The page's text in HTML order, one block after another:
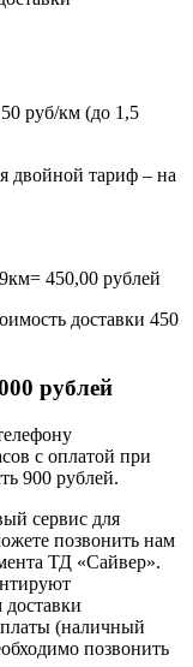
руб/км (до 1,5
двойной тариф – на
450,00 рублей
доставки 450
рублей
с оплатой при
900 рублей.
сервис для
позвонить нам
ТД «Сайвер».
(наличный
позвонить